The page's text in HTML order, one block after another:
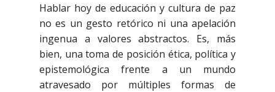
Hablar hoy de educación y cultura de paz
no es un gesto retórico ni una apelación
ingenua a valores abstractos. Es, más
bien, una toma de posición ética, política y
epistemológica frente a un mundo
atravesado por múltiples formas de